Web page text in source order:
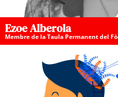
Ezoe Alberola
Membre de la Taula Permanent del